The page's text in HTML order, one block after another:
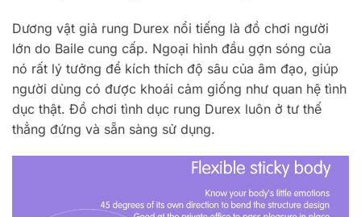
Dương vật giả rung Durex nổi tiếng là đồ chơi người
lớn do Baile cung cấp. Ngoại hình đầu gợn sóng của
nó rất lý tưởng để kích thích độ sâu của âm đạo, giúp
người dùng có được khoái cảm giống như quan hệ tình
dục thật. Đồ chơi tình dục rung Durex luôn ở tư thế
thẳng đứng và sẵn sàng sử dụng.